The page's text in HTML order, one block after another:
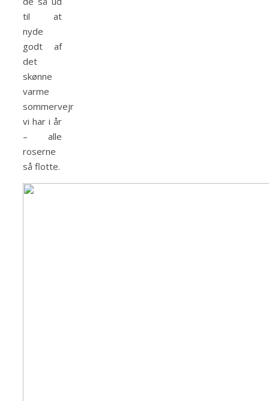
til at
nyde
godt af
det
skønne
varme
sommervejr
vi har i år
– alle
roserne
så flotte.